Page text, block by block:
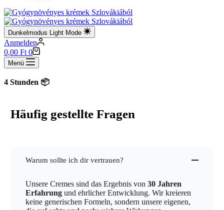
Dunkelmodus Light Mode
Anmelden
Warenkorb
0,00 Ft 0
Menü
📦
Häufig gestellte Fragen
Warum sollte ich dir vertrauen?
Unsere Cremes sind das Ergebnis von30 Jahren
Erfahrung und ehrlicher Entwicklung. Wir kreieren
keine generischen Formeln, sondern unsere eigenen,